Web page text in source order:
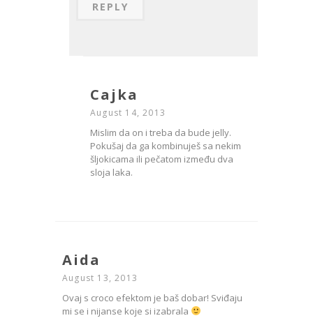
REPLY
Cajka
August 14, 2013
Mislim da on i treba da bude jelly.
Pokušaj da ga kombinuješ sa nekim
šljokicama ili pečatom između dva
sloja laka.
Aida
August 13, 2013
Ovaj s croco efektom je baš dobar! Sviđaju
mi se i nijanse koje si izabrala